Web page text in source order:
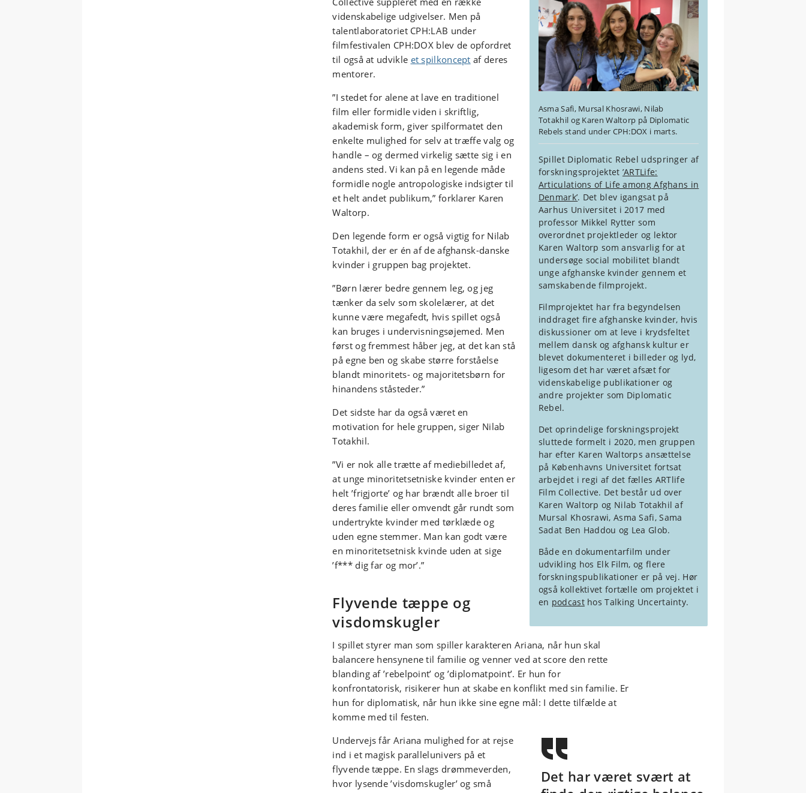
Asma Safi, Mursal Khosrawi, Nilab
Totakhil og Karen Waltorp på Diplomatic
Rebels stand under CPH:DOX i marts.
Spillet Diplomatic Rebel udspringer af
forskningsprojektet ’ARTLife:
Articulations of Life among Afghans in
Denmark’. Det blev igangsat på
Aarhus Universitet i 2017 med
professor Mikkel Rytter som
overordnet projektleder og lektor
Karen Waltorp som ansvarlig for at
undersøge social mobilitet blandt
unge afghanske kvinder gennem et
samskabende filmprojekt.
Filmprojektet har fra begyndelsen
inddraget fire afghanske kvinder, hvis
diskussioner om at leve i krydsfeltet
mellem dansk og afghansk kultur er
blevet dokumenteret i billeder og lyd,
ligesom det har været afsæt for
videnskabelige publikationer og
andre projekter som Diplomatic
Rebel.
Det oprindelige forskningsprojekt
sluttede formelt i 2020, men gruppen
har efter Karen Waltorps ansættelse
på Københavns Universitet fortsat
arbejdet i regi af det fælles ARTlife
Film Collective. Det består ud over
Karen Waltorp og Nilab Totakhil af
Mursal Khosrawi, Asma Safi, Sama
Sadat Ben Haddou og Lea Glob.
Både en dokumentarfilm under
udvikling hos Elk Film, og flere
forskningspublikationer er på vej. Hør
også kollektivet fortælle om projektet i
en podcasthos Talking Uncertainty.
videnskabelige udgivelser. Men på
talentlaboratoriet CPH:LAB under
filmfestivalen CPH:DOX blev de opfordret
til også at udvikle et spilkoncept af deres
mentorer.
”I stedet for alene at lave en traditionel
film eller formidle viden i skriftlig,
akademisk form, giver spilformatet den
enkelte mulighed for selv at træffe valg og
handle – og dermed virkelig sætte sig i en
andens sted. Vi kan på en legende måde
formidle nogle antropologiske indsigter til
et helt andet publikum,” forklarer Karen
Waltorp.
Den legende form er også vigtig for Nilab
Totakhil, der er én af de afghansk-danske
kvinder i gruppen bag projektet.
”Børn lærer bedre gennem leg, og jeg
tænker da selv som skolelærer, at det
kunne være megafedt, hvis spillet også
kan bruges i undervisningsøjemed. Men
først og fremmest håber jeg, at det kan stå
på egne ben og skabe større forståelse
blandt minoritets- og majoritetsbørn for
hinandens ståsteder.”
Det sidste har da også været en
motivation for hele gruppen, siger Nilab
Totakhil.
”Vi er nok alle trætte af mediebilledet af,
at unge minoritetsetniske kvinder enten er
helt ’frigjorte’ og har brændt alle broer til
deres familie eller omvendt går rundt som
undertrykte kvinder med tørklæde og
uden egne stemmer. Man kan godt være
en minoritetsetnisk kvinde uden at sige
’f*** dig far og mor’.”
Flyvende tæppe og
visdomskugler
I spillet styrer man som spiller karakteren Ariana, når hun skal
balancere hensynene til familie og venner ved at score den rette
blanding af ’rebelpoint’ og ’diplomatpoint’. Er hun for
konfrontatorisk, risikerer hun at skabe en konflikt med sin familie. Er
hun for diplomatisk, når hun ikke sine egne mål: I dette tilfælde at
komme med til festen.
Det har været svært at
Undervejs får Ariana mulighed for at rejse
ind i et magisk parallelunivers på et
flyvende tæppe. En slags drømmeverden,
hvor lysende ’visdomskugler’ og små